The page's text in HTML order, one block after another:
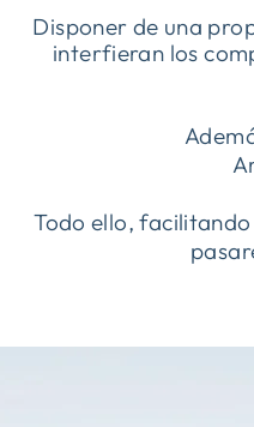
Disponer de una
interfieran los
Todo ello,